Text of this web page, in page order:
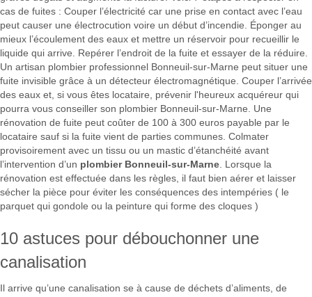
cas de fuites : Couper l’électricité car une prise en contact avec l’eau
peut causer une électrocution voire un début d’incendie. Éponger au
mieux l’écoulement des eaux et mettre un réservoir pour recueillir le
liquide qui arrive. Repérer l’endroit de la fuite et essayer de la réduire.
Un artisan plombier professionnel Bonneuil-sur-Marne peut situer une
fuite invisible grâce à un détecteur électromagnétique. Couper l’arrivée
des eaux et, si vous êtes locataire, prévenir l'heureux acquéreur qui
pourra vous conseiller son plombier Bonneuil-sur-Marne. Une
rénovation de fuite peut coûter de 100 à 300 euros payable par le
locataire sauf si la fuite vient de parties communes. Colmater
provisoirement avec un tissu ou un mastic d’étanchéité avant
l’intervention d’un plombier Bonneuil-sur-Marne. Lorsque la
rénovation est effectuée dans les règles, il faut bien aérer et laisser
sécher la pièce pour éviter les conséquences des intempéries ( le
parquet qui gondole ou la peinture qui forme des cloques )
10 astuces pour débouchonner une
canalisation
Il arrive qu’une canalisation se à cause de déchets d’aliments, de